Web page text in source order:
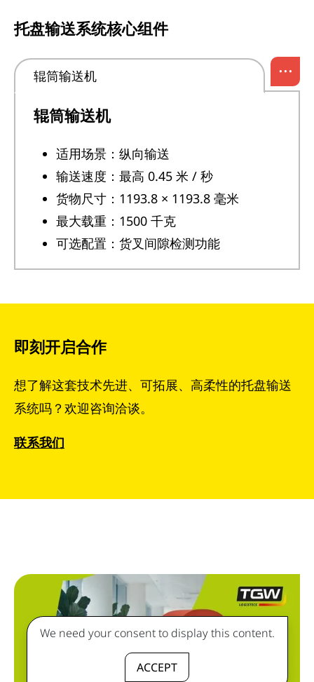
托盘输送系统核心组件
辊筒输送机 ...
辊筒输送机
适用场景：纵向输送
输送速度：最高 0.45 米 / 秒
货物尺寸：1193.8 × 1193.8 毫米
最大载重：1500 千克
可选配置：货叉间隙检测功能
即刻开启合作
想了解这套技术先进、可拓展、高柔性的托盘输送
系统吗？欢迎咨询洽谈。
联系我们
We need your consent to display this content.
ACCEPT